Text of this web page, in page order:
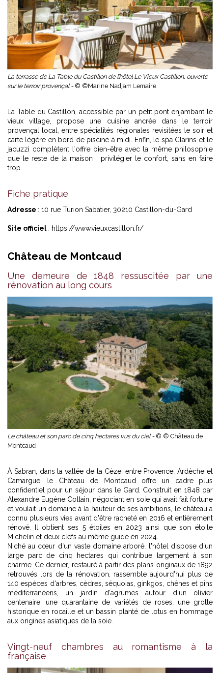
La terrasse de La Table du Castillon de l’hôtel Le Vieux Castillon, ouverte
sur le terroir provençal - © ©Marine Nadjam Lemaire
La Table du Castillon, accessible par un petit pont enjambant le
vieux village, propose une cuisine ancrée dans le terroir
provençal local, entre spécialités régionales revisitées le soir et
carte légère en bord de piscine à midi. Enfin, le spa Clarins et le
jacuzzi complètent l'offre bien-être avec la même philosophie
que le reste de la maison : privilégier le confort, sans en faire
trop.
Fiche pratique
Adresse : 10 rue Turion Sabatier, 30210 Castillon-du-Gard
Site officiel : https://www.vieuxcastillon.fr/
Château de Montcaud
Une demeure de 1848 ressuscitée par une
rénovation au long cours
Le château et son parc de cinq hectares vus du ciel - © © Château de
Montcaud
À Sabran, dans la vallée de la Cèze, entre Provence, Ardèche et
Camargue, le Château de Montcaud offre un cadre plus
confidentiel pour un séjour dans le Gard. Construit en 1848 par
Alexandre Eugène Collain, négociant en soie qui avait fait fortune
et voulait un domaine à la hauteur de ses ambitions, le château a
connu plusieurs vies avant d'être racheté en 2016 et entièrement
rénové. Il obtient ses 5 étoiles en 2023 ainsi que son étoile
Michelin et deux clefs au même guide en 2024.
Niché au cœur d'un vaste domaine arboré, l'hôtel dispose d'un
large parc de cinq hectares qui contribue largement à son
charme. Ce dernier, restauré à partir des plans originaux de 1892
retrouvés lors de la rénovation, rassemble aujourd'hui plus de
140 espèces d'arbres, cèdres, séquoias, ginkgos, chênes et pins
méditerranéens, un jardin d'agrumes autour d'un olivier
centenaire, une quarantaine de variétés de roses, une grotte
historique en rocaille et un bassin planté de lotus en hommage
aux origines asiatiques de la soie.
Vingt-neuf chambres au romantisme à la
française